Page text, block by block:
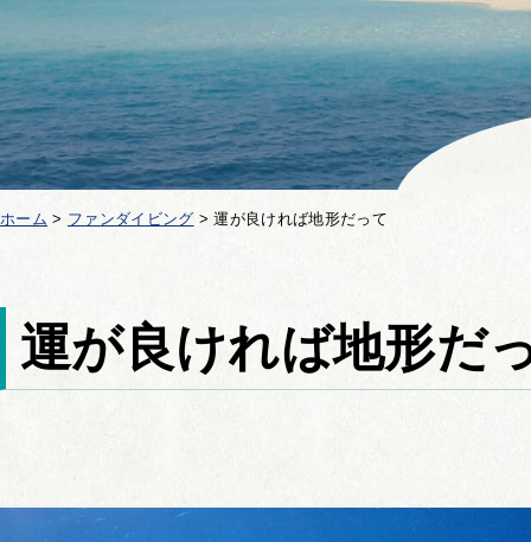
ホーム > ファンダイビング >運が良ければ地形だって
運が良ければ地形だ